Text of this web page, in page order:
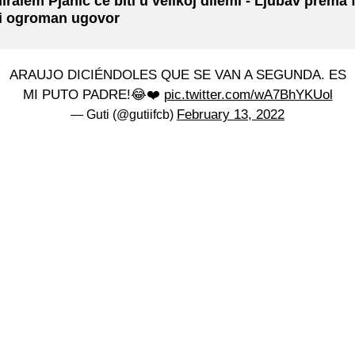
ogroman ugovor
ARAUJO DICIÉNDOLES QUE SE VAN A SEGUNDA. ES
MI PUTO PADRE!😂❤️ pic.twitter.com/wA7BhYKUol
— Guti (@gutiifcb) February 13, 2022